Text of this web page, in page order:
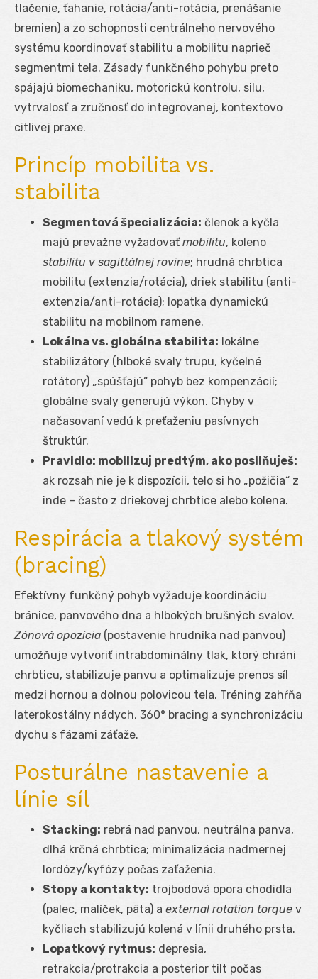
tlačenie, ťahanie, rotácia/anti-rotácia, prenášanie
bremien) a zo schopnosti centrálneho nervového
systému koordinovať stabilitu a mobilitu naprieč
segmentmi tela. Zásady funkčného pohybu preto
spájajú biomechaniku, motorickú kontrolu, silu,
vytrvalosť a zručnosť do integrovanej, kontextovo
citlivej praxe.
Princíp mobilita vs.
stabilita
Segmentová špecializácia: členok a kyčla
majú prevažne vyžadovaťmobilitu, koleno
stabilitu v sagittálnej rovine; hrudná chrbtica
mobilitu (extenzia/rotácia), driek stabilitu (anti-
extenzia/anti-rotácia); lopatka dynamickú
stabilitu na mobilnom ramene.
Lokálna vs. globálna stabilita: lokálne
stabilizátory (hlboké svaly trupu, kyčelné
rotátory) „spúšťajú“ pohyb bez kompenzácií;
globálne svaly generujú výkon. Chyby v
načasovaní vedú k preťaženiu pasívnych
štruktúr.
Pravidlo: mobilizuj predtým, ako posilňuješ:
ak rozsah nie je k dispozícii, telo si ho „požičia“ z
inde – často z driekovej chrbtice alebo kolena.
Respirácia a tlakový systém
(bracing)
Efektívny funkčný pohyb vyžaduje koordináciu
bránice, panvového dna a hlbokých brušných svalov.
Zónová opozícia (postavenie hrudníka nad panvou)
umožňuje vytvoriť intrabdominálny tlak, ktorý chráni
chrbticu, stabilizuje panvu a optimalizuje prenos síl
medzi hornou a dolnou polovicou tela. Tréning zahŕňa
laterokostálny nádych, 360° bracing a synchronizáciu
dychu s fázami záťaže.
Posturálne nastavenie a
línie síl
Stacking: rebrá nad panvou, neutrálna panva,
dlhá krčná chrbtica; minimalizácia nadmernej
lordózy/kyfózy počas zaťaženia.
Stopy a kontakty: trojbodová opora chodidla
(palec, malíček, päta) a external rotation torque v
kyčliach stabilizujú kolená v línii druhého prsta.
Lopatkový rytmus: depresia,
retrakcia/protrakcia a posterior tilt počas